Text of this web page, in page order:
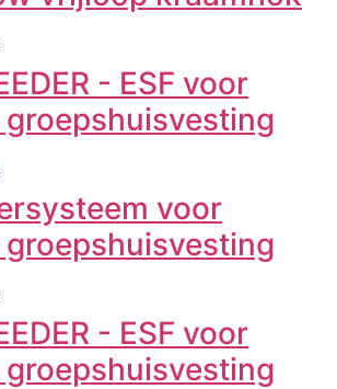
- ESF voor
voor
- ESF voor